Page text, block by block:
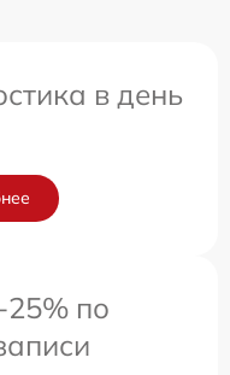
в день
по